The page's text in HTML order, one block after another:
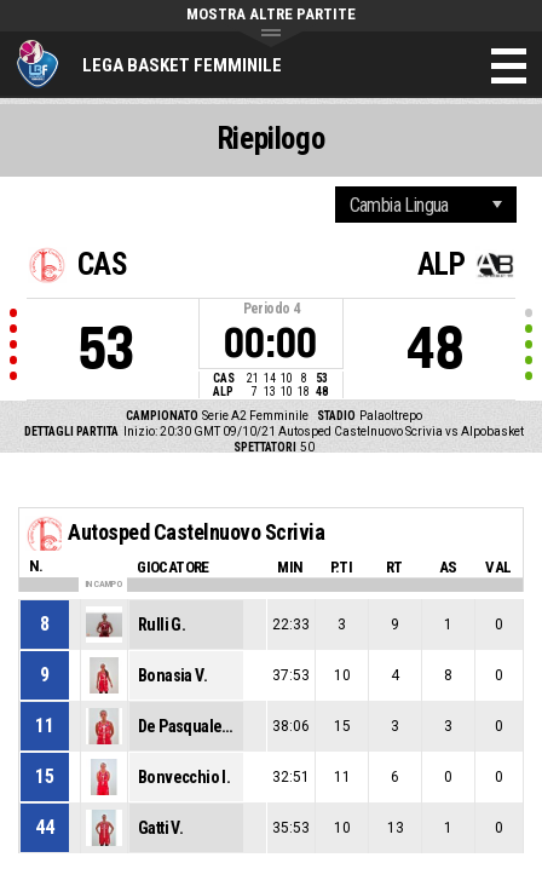
LEGA BASKET FEMMINILE
MOSTRA ALTRE PARTITE
CAS
53
Periodo 4
00:00
CAS 21 14 10 8
53
ALP
7 13 10 18 48
ALP
48
CAMPIONATO Serie A2 Femminile STADIO Palaoltrepo
DETTAGLI PARTITA
Inizio: 20:30 GMT 09/10/21 Autosped Castelnuovo Scrivia vs Alpobasket
SPETTATORI
50
Riepilogo
Autosped Castelnuovo Scrivia
N. GIOCATORE MIN P.TI RT AS VAL
IN CAMPO
8 Rulli G. 22:33 3 9 1 0
9 Bonasia V. 37:53 10 4 8 0
11 De Pasquale A. 38:06 15 3 3 0
15 Bonvecchio I. 32:51 11 6 0 0
44 Gatti V. 35:53 10 13 1 0